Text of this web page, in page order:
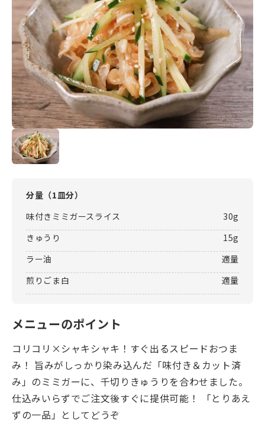
分量（1皿分）
味付きミミガースライス
30g
きゅうり
15g
ラー油
適量
煎りごま白
適量
メニューのポイント
コリコリ×シャキシャキ！すぐ出るスピードおつま
み！ 旨みがしっかり染み込んだ「味付き＆カット済
み」のミミガーに、千切りきゅうりを合わせました。
仕込みいらずでご注文後すぐに提供可能！ 「とりあえ
ずの一品」としてどうぞ